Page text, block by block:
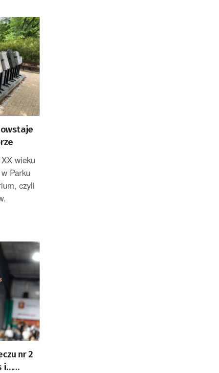
wieku
Parku
czyli
nr 2
i…